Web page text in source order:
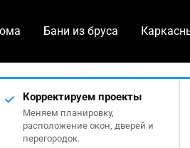
Бани из бруса
Корректируем проекты
Меняем планировку,
расположение окон, дверей и
перегородок.